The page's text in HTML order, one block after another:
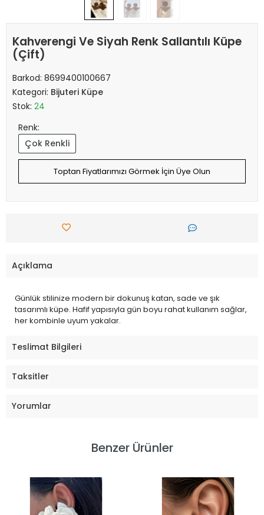
Kahverengi Ve Siyah Renk Sallantılı Küpe
(Çift)
Barkod: 8699400100667
Kategori: Bijuteri Küpe
Stok: 24
Renk:
Çok Renkli
Toptan Fiyatlarımızı Görmek İçin Üye Olun
Açıklama
Günlük stilinize modern bir dokunuş katan, sade ve şık
tasarımlı küpe. Hafif yapısıyla gün boyu rahat kullanım sağlar,
her kombinle uyum yakalar.
Teslimat Bilgileri
Taksitler
Yorumlar
Benzer Ürünler